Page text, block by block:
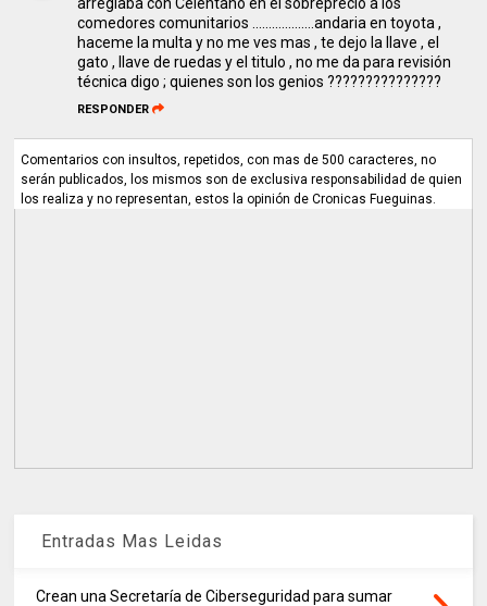
comedores comunitarios ...................andaria en toyota ,
haceme la multa y no me ves mas , te dejo la llave , el
gato , llave de ruedas y el titulo , no me da para revisión
técnica digo ; quienes son los genios ???????????????
RESPONDER
Comentarios con insultos, repetidos, con mas de 500 caracteres, no
serán publicados, los mismos son de exclusiva responsabilidad de quien
los realiza y no representan, estos la opinión de Cronicas Fueguinas.
Entradas Mas Leidas
Crean una Secretaría de Ciberseguridad para sumar